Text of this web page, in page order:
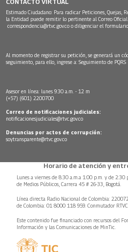
Estimado Ciudadano: Para radicar Peticiones, Quejas,
la Entidad puede remitir lo pertinente al Correo
correspondencia@rtvc.gov.co o diligenciar el
Al momento de registrar su petición, se generará un
seguimiento, para ello, ingrese a: Seguimiento de PQRS
Asesor en línea: lunes 9:30 a.m. - 12 m
(+57) (601) 2200700
Correo de notificaciones judiciales:
notificacionesjudiciales@rtvc.gov.co
Denuncias por actos de corrupción:
soytransparente@rtvc.gov.co
Horario de atención y
Lunes a viernes de 8:30 a.m.a 1:00 p.m. y de 2:30
de Medios Públicos, Carrera 45 # 26-33, Bogotá.
Línea directa Radio Nacional de Colombia:
de Colombia: 01 8000 118 959. Conmutador
Este contenido fue financiado con recursos del
Información y las Comunicaciones de MinTic.